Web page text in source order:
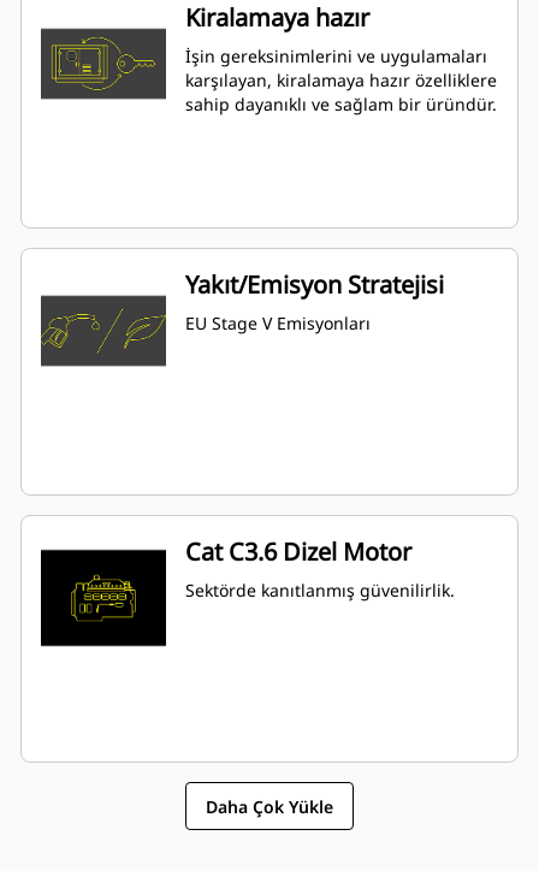
Kiralamaya hazır
İşin gereksinimlerini ve uygulamaları
karşılayan, kiralamaya hazır özelliklere
sahip dayanıklı ve sağlam bir üründür.
Yakıt/Emisyon Stratejisi
EU Stage V Emisyonları
Cat C3.6 Dizel Motor
Sektörde kanıtlanmış güvenilirlik.
Daha Çok Yükle